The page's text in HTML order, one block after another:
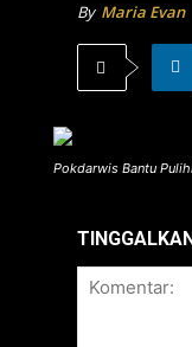
By Maria Evan
Pokdarwis Bantu